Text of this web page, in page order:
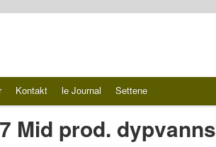
Kontakt le Journal Settene
Mid prod.